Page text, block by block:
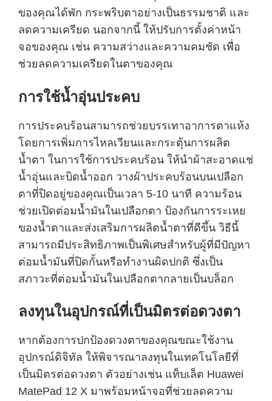
ของคุณได้พัก กระพริบตาอย่างเป็นธรรมชาติ และ
ลดความเครียด นอกจากนี้ ให้ปรับการตั้งค่าหน้า
จอของคุณ เช่น ความสว่างและความคมชัด เพื่อ
ช่วยลดความเครียดในตาของคุณ
การใช้น้ำอุ่นประคบ
การประคบร้อนสามารถช่วยบรรเทาอาการตาแห้ง
โดยการเพิ่มการไหลเวียนและกระตุ้นการผลิต
น้ำตา ในการใช้การประคบร้อน ให้นำผ้าสะอาดแช่
น้ำอุ่นและบิดน้ำออก วางผ้าประคบร้อนบนเปลือก
ตาที่ปิดอยู่ของคุณเป็นเวลา 5-10 นาที ความร้อน
ช่วยเปิดต่อมน้ำมันในเปลือกตา ป้องกันการระเหย
ของน้ำตาและส่งเสริมการผลิตน้ำตาที่ดีขึ้น วิธีนี้
สามารถมีประสิทธิภาพเป็นพิเศษสำหรับผู้ที่มีปัญหา
ต่อมน้ำมันที่ปิดกั้นหรือทำงานผิดปกติ ซึ่งเป็น
สภาวะที่ต่อมน้ำมันในเปลือกตากลายเป็นบล็อก
ลงทุนในอุปกรณ์ที่เป็นมิตรต่อดวงตา
หากต้องการปกป้องดวงตาของคุณขณะใช้งาน
อุปกรณ์ดิจิทัล ให้พิจารณาลงทุนในเทคโนโลยีที่
เป็นมิตรต่อดวงตา ตัวอย่างเช่น แท็บเล็ต Huawei
MatePad 12 X มาพร้อมหน้าจอที่ช่วยลดความ